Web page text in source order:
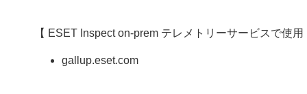
【 ESET Inspect on-prem テレメトリーサービスで使用
gallup.eset.com